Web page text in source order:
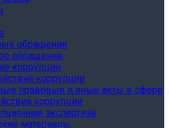
обращения
обращение
коррупции
коррупции
правовые и иные акты в сфере
коррупции
экспертиза
материалы